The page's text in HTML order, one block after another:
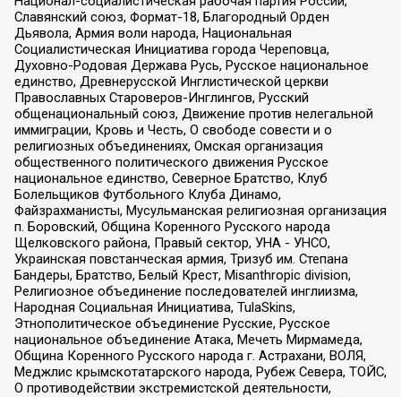
Славянский союз, Формат-18, Благородный Орден
Дьявола, Армия воли народа, Национальная
Социалистическая Инициатива города Череповца,
Духовно-Родовая Держава Русь, Русское национальное
единство, Древнерусской Инглистической церкви
Православных Староверов-Инглингов, Русский
общенациональный союз, Движение против нелегальной
иммиграции, Кровь и Честь, О свободе совести и о
религиозных объединениях, Омская организация
общественного политического движения Русское
национальное единство, Северное Братство, Клуб
Болельщиков Футбольного Клуба Динамо,
Файзрахманисты, Мусульманская религиозная организация
п. Боровский, Община Коренного Русского народа
Щелковского района, Правый сектор, УНА - УНСО,
Украинская повстанческая армия, Тризуб им. Степана
Бандеры, Братство, Белый Крест, Misanthropic division,
Религиозное объединение последователей инглиизма,
Народная Социальная Инициатива, TulaSkins,
Этнополитическое объединение Русские, Русское
национальное объединение Атака, Мечеть Мирмамеда,
Община Коренного Русского народа г. Астрахани, ВОЛЯ,
Меджлис крымскотатарского народа, Рубеж Севера, ТОЙС,
О противодействии экстремистской деятельности,